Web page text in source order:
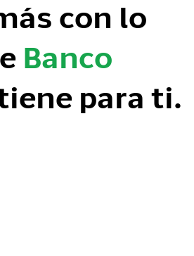
con lo
Banco
para ti.